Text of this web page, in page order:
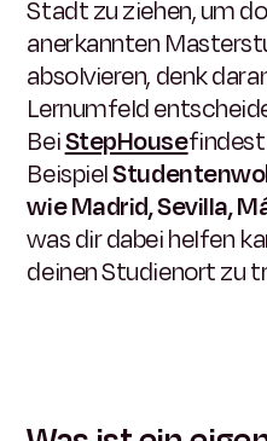
Stadt zu ziehen, um
anerkannten
absolvieren, denk
Lernumfeld
BeiStepHouse
Beispiel
wie Madrid, Sevilla,
was dir dabei helfen
deinen Studienort zu